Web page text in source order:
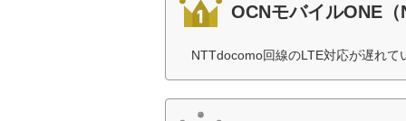
OCNモバイルONE
NTTdocomo回線のLTE対応が遅れ